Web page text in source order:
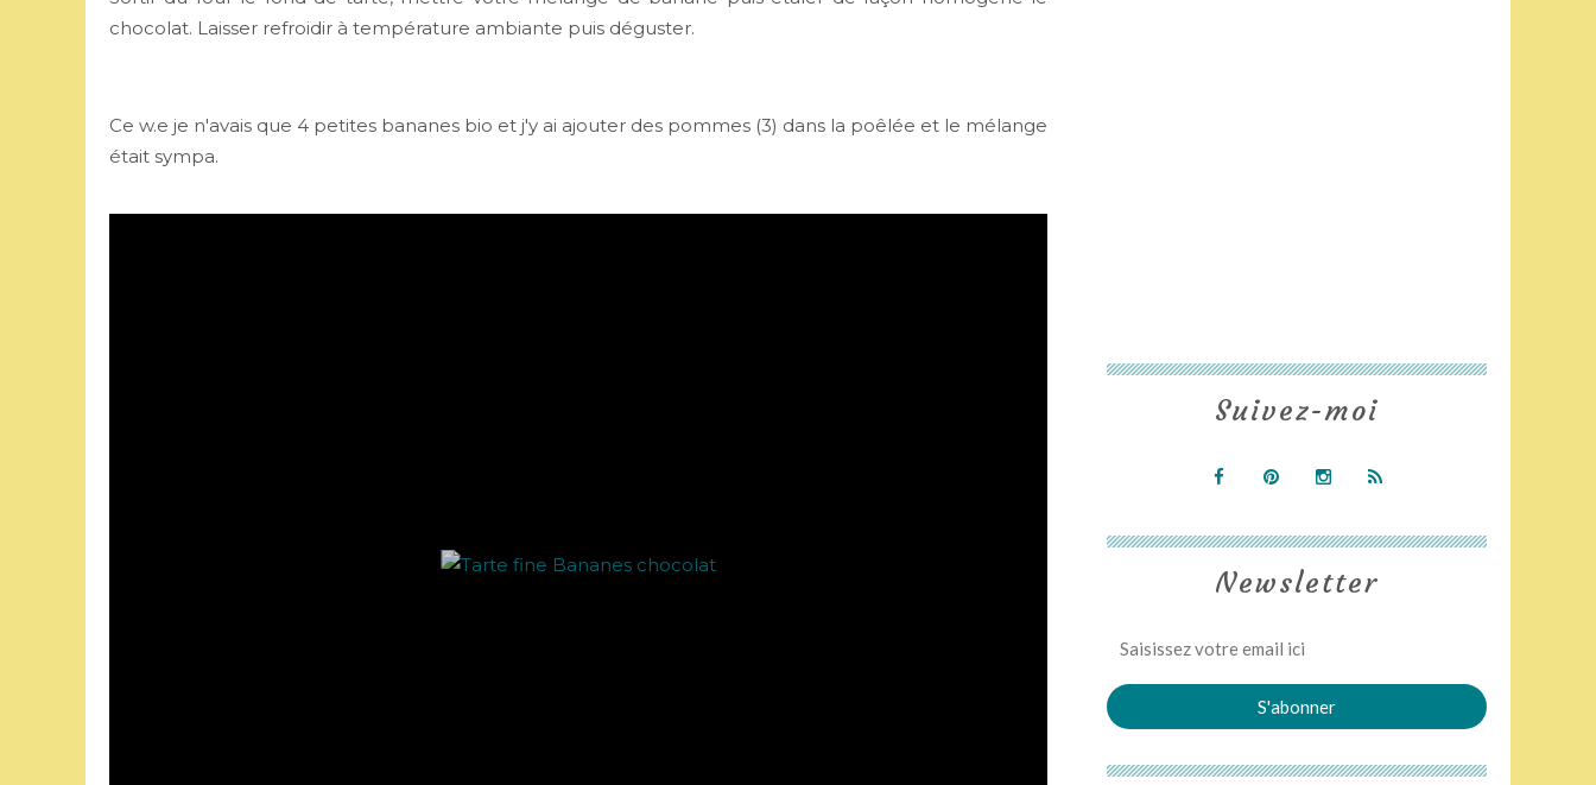
chocolat. Laisser refroidir à température ambiante puis déguster.
Ce w.e je n'avais que 4 petites bananes bio et j'y ai ajouter des pommes (3) dans la poêlée et le mélange
était sympa.
Newsletter
Suivez-moi